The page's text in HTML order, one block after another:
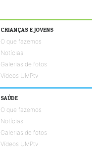
CRIANÇAS E JOVENS
O que fazemos
Notícias
Galerias de fotos
Vídeos UMPtv
SAÚDE
O que fazemos
Notícias
Galerias de fotos
Vídeos UMPtv